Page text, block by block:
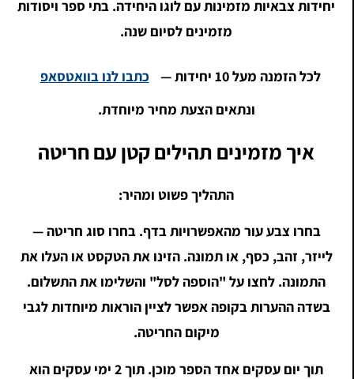
יחידות צבאיות מזמינות עם לוגו היחידה. בתי ספר ויסודות
מזמינים לסיום שנה.
לכל הזמנה מעל 10 יחידות —
כתבו לנו בוואטסאפ
ונתאים הצעת מחיר מיוחדת.
איך מזמינים תהילים קטן עם חריטה
התהליך פשוט ומהיר:
בחרו צבע עור מהאפשרויות בדף. בחרו סוג חריטה —
לייזר, זהב, כסף, או תמונה. הזינו את הטקסט או העלו את
התמונה. לחצו על "הוספה לסל" והשלימו את התשלום.
בשדה ההערות בקופה אפשר לציין הוראות מיוחדות לגבי
מיקום החריטה.
תוך יום עסקים אחד הספר מוכן. תוך 2 ימי עסקים הוא